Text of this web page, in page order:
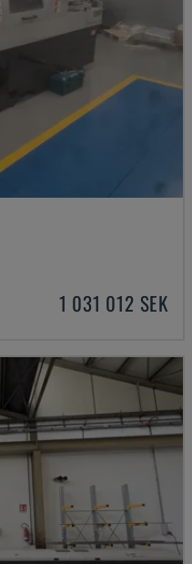
1 031 012 SEK